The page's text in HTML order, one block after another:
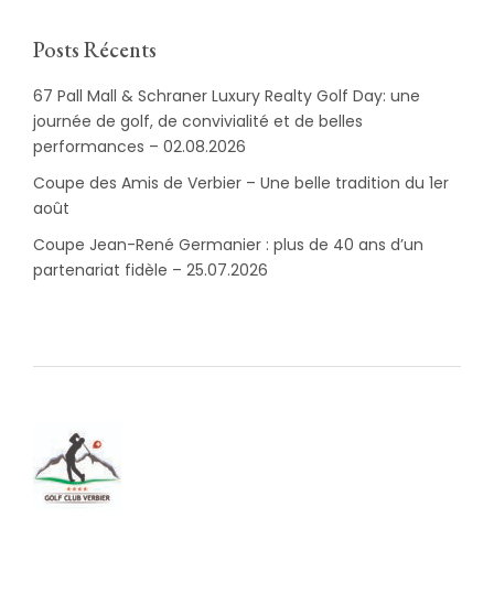
Posts Récents
67 Pall Mall & Schraner Luxury Realty Golf Day: une
journée de golf, de convivialité et de belles
performances – 02.08.2026
Coupe des Amis de Verbier – Une belle tradition du 1er
août
Coupe Jean-René Germanier : plus de 40 ans d’un
partenariat fidèle – 25.07.2026